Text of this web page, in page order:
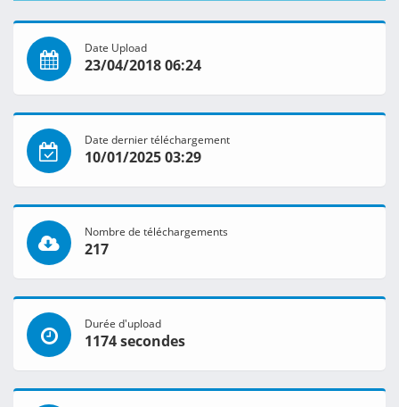
Date Upload
23/04/2018 06:24
Date dernier téléchargement
10/01/2025 03:29
Nombre de téléchargements
217
Durée d'upload
1174 secondes